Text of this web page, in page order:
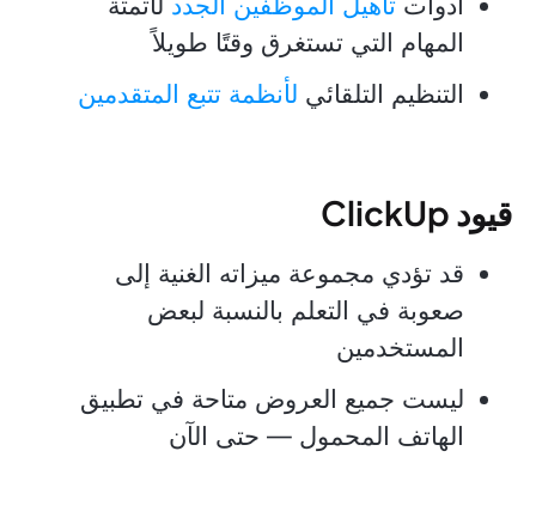
المهام التي تستغرق وقتًا طويلاً
التنظيم التلقائي لأنظمة تتبع المتقدمين
قيود ClickUp
قد تؤدي مجموعة ميزاته الغنية إلى
صعوبة في التعلم بالنسبة لبعض
المستخدمين
ليست جميع العروض متاحة في تطبيق
الهاتف المحمول — حتى الآن